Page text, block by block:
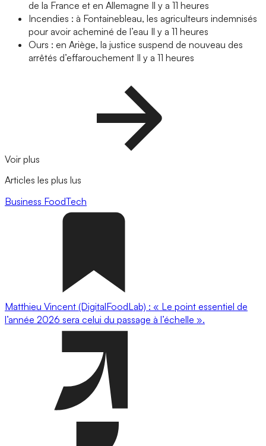
de la France et en Allemagne Il y a 11 heures
Incendies : à Fontainebleau, les agriculteurs indemnisés
pour avoir acheminé de l’eau Il y a 11 heures
Ours : en Ariège, la justice suspend de nouveau des
arrêtés d’effarouchement Il y a 11 heures
Voir plus
Articles les plus lus
Business FoodTech
Matthieu Vincent (DigitalFoodLab) : « Le point essentiel de
l’année 2026 sera celui du passage à l’échelle ».